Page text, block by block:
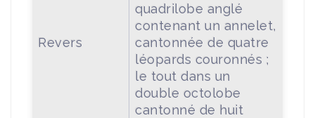
Revers
quadrilobe anglé
contenant un annelet,
cantonnée de quatre
léopards couronnés ;
le tout dans un
double octolobe
cantonné de huit